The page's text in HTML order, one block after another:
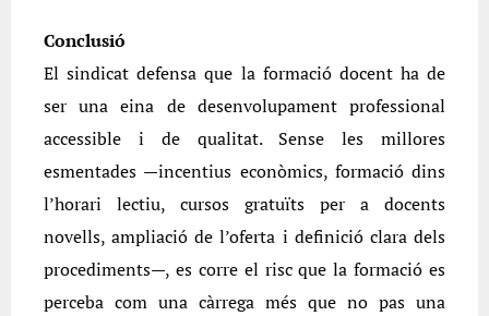
Conclusió
El sindicat defensa que la formació docent ha de
ser una eina de desenvolupament professional
accessible i de qualitat. Sense les millores
esmentades —incentius econòmics, formació dins
l’horari lectiu, cursos gratuïts per a docents
novells, ampliació de l’oferta i definició clara dels
procediments—, es corre el risc que la formació es
perceba com una càrrega més que no pas una